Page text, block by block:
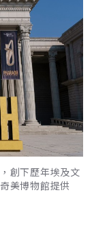
創下歷年埃及文
美博物館提供